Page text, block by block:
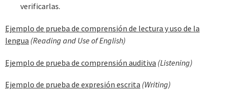
verificarlas.
Ejemplo de prueba de comprensión de lectura y uso de la
lengua (Reading and Use of English)
Ejemplo de prueba de comprensión auditiva (Listening)
Ejemplo de prueba de expresión escrita (Writing)